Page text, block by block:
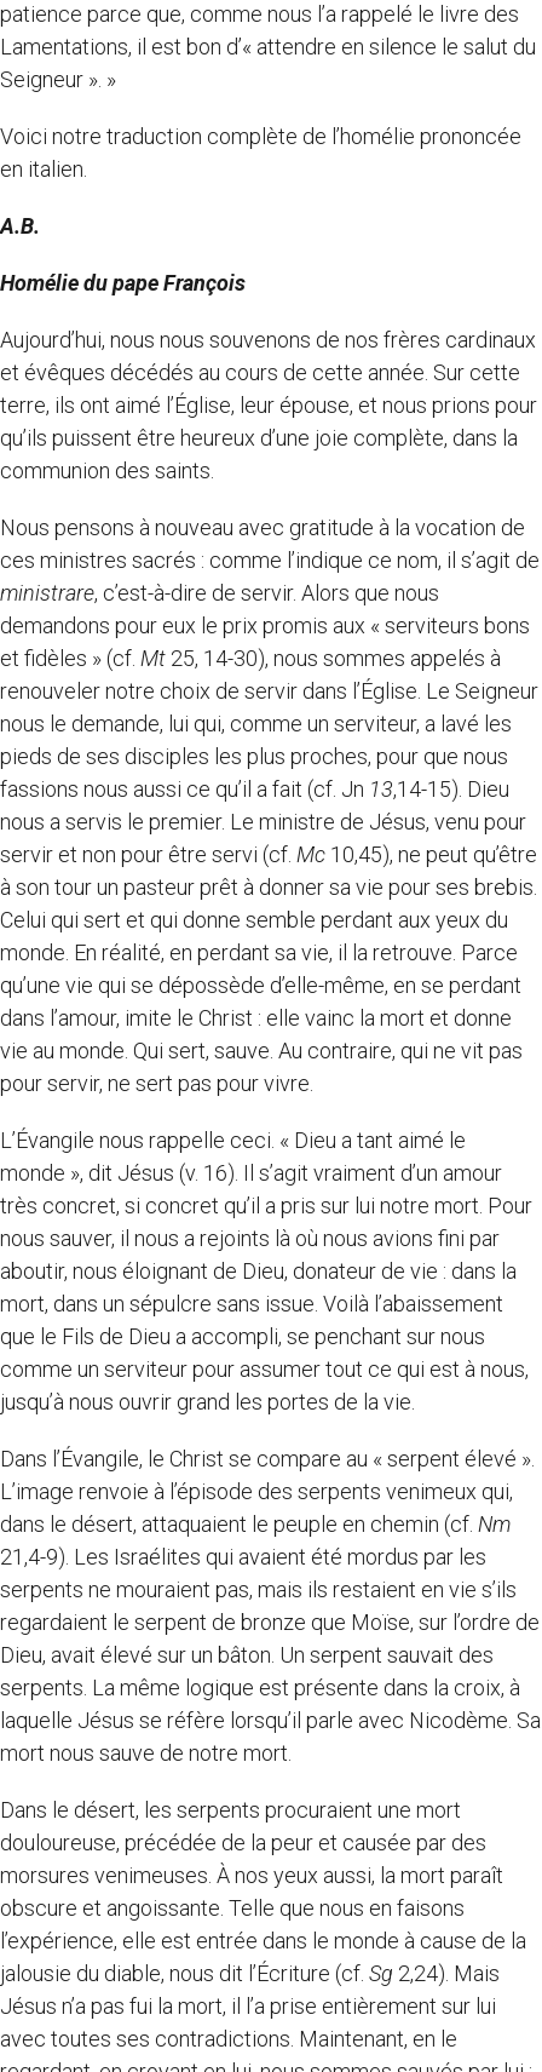
patience parce que, comme nous l’a rappelé le livre des
Lamentations, il est bon d’« attendre en silence le salut du
Seigneur ». »
Voici notre traduction complète de l’homélie prononcée
en italien.
A.B.
Homélie du pape François
Aujourd’hui, nous nous souvenons de nos frères cardinaux
et évêques décédés au cours de cette année. Sur cette
terre, ils ont aimé l’Église, leur épouse, et nous prions pour
qu’ils puissent être heureux d’une joie complète, dans la
communion des saints.
Nous pensons à nouveau avec gratitude à la vocation de
ces ministres sacrés : comme l’indique ce nom, il s’agit de
ministrare, c’est-à-dire de servir. Alors que nous
demandons pour eux le prix promis aux « serviteurs bons
et fidèles » (cf. Mt 25, 14-30), nous sommes appelés à
renouveler notre choix de servir dans l’Église. Le Seigneur
nous le demande, lui qui, comme un serviteur, a lavé les
pieds de ses disciples les plus proches, pour que nous
fassions nous aussi ce qu’il a fait (cf. Jn 13,14-15). Dieu
nous a servis le premier. Le ministre de Jésus, venu pour
servir et non pour être servi (cf. Mc 10,45), ne peut qu’être
à son tour un pasteur prêt à donner sa vie pour ses brebis.
Celui qui sert et qui donne semble perdant aux yeux du
monde. En réalité, en perdant sa vie, il la retrouve. Parce
qu’une vie qui se dépossède d’elle-même, en se perdant
dans l’amour, imite le Christ : elle vainc la mort et donne
vie au monde. Qui sert, sauve. Au contraire, qui ne vit pas
pour servir, ne sert pas pour vivre.
L’Évangile nous rappelle ceci. « Dieu a tant aimé le
monde », dit Jésus (v. 16). Il s’agit vraiment d’un amour
très concret, si concret qu’il a pris sur lui notre mort. Pour
nous sauver, il nous a rejoints là où nous avions fini par
aboutir, nous éloignant de Dieu, donateur de vie : dans la
mort, dans un sépulcre sans issue. Voilà l’abaissement
que le Fils de Dieu a accompli, se penchant sur nous
comme un serviteur pour assumer tout ce qui est à nous,
jusqu’à nous ouvrir grand les portes de la vie.
Dans l’Évangile, le Christ se compare au « serpent élevé ».
L’image renvoie à l’épisode des serpents venimeux qui,
dans le désert, attaquaient le peuple en chemin (cf. Nm
21,4-9). Les Israélites qui avaient été mordus par les
serpents ne mouraient pas, mais ils restaient en vie s’ils
regardaient le serpent de bronze que Moïse, sur l’ordre de
Dieu, avait élevé sur un bâton. Un serpent sauvait des
serpents. La même logique est présente dans la croix, à
laquelle Jésus se réfère lorsqu’il parle avec Nicodème. Sa
mort nous sauve de notre mort.
Dans le désert, les serpents procuraient une mort
douloureuse, précédée de la peur et causée par des
morsures venimeuses. À nos yeux aussi, la mort paraît
obscure et angoissante. Telle que nous en faisons
l’expérience, elle est entrée dans le monde à cause de la
jalousie du diable, nous dit l’Écriture (cf. Sg 2,24). Mais
Jésus n’a pas fui la mort, il l’a prise entièrement sur lui
avec toutes ses contradictions. Maintenant, en le